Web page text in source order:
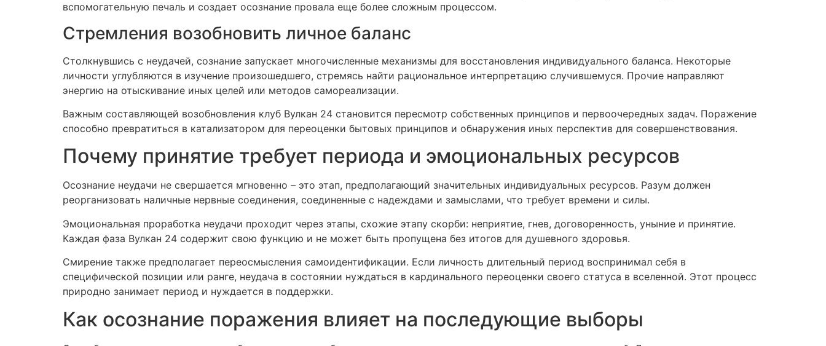
вспомогательную печаль и создает осознание провала еще более сложным процессом.
Стремления возобновить личное баланс
Столкнувшись с неудачей, сознание запускает многочисленные механизмы для восстановления индивидуального баланса. Некоторые
личности углубляются в изучение произошедшего, стремясь найти рациональное интерпретацию случившемуся. Прочие направляют
энергию на отыскивание иных целей или методов самореализации.
Важным составляющей возобновления клуб Вулкан 24 становится пересмотр собственных принципов и первоочередных задач. Поражение
способно превратиться в катализатором для переоценки бытовых принципов и обнаружения иных перспектив для совершенствования.
Почему принятие требует периода и эмоциональных ресурсов
Осознание неудачи не свершается мгновенно – это этап, предполагающий значительных индивидуальных ресурсов. Разум должен
реорганизовать наличные нервные соединения, соединенные с надеждами и замыслами, что требует времени и силы.
Эмоциональная проработка неудачи проходит через этапы, схожие этапу скорби: неприятие, гнев, договоренность, уныние и принятие.
Каждая фаза Вулкан 24 содержит свою функцию и не может быть пропущена без итогов для душевного здоровья.
Смирение также предполагает переосмысления самоидентификации. Если личность длительный период воспринимал себя в
специфической позиции или ранге, неудача в состоянии нуждаться в кардинального переоценки своего статуса в вселенной. Этот процесс
природно занимает период и нуждается в поддержки.
Как осознание поражения влияет на последующие выборы